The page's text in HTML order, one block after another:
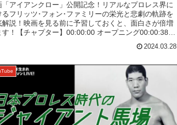
「アイアンクロー」公開記念！リアルなプロレス界に
るフリッツ･フォン･ファミリーの栄光と悲劇の軌跡を
解説！映画を見る前に予習しておくと、面白さが倍増
す！【チャプター】00:00:00 オープニング00:00:38
2024.03.28